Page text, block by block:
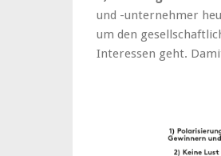
und -unternehmer
um den
Interessen geht.